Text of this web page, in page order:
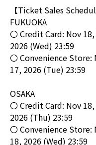
【Ticket Sales
FUKUOKA
〇 Credit Card: Nov
2026 (Wed) 23:59
〇 Convenience Store:
17, 2026 (Tue) 23:59
OSAKA
〇 Credit Card: Nov
2026 (Thu) 23:59
〇 Convenience Store:
18, 2026 (Wed) 23:59